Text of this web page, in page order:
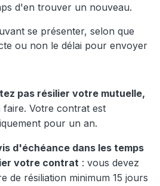
d'en trouver un nouveau.
se présenter, selon que
ou non le délai pour envoyer
pas résilier votre mutuelle,
Votre contrat est
pour un an.
d'échéance dans les temps
votre contrat : vous devez
de résiliation minimum 15 jours